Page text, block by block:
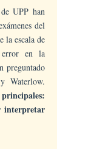
UPP han
del
la escala de
en la
preguntado
Waterlow.
interpretar